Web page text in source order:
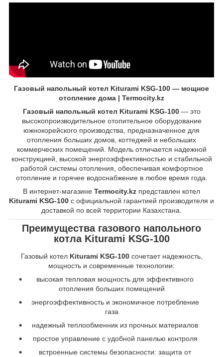
Газовый напольный котел Kiturami KSG-100 — мощное
отопление дома | Termocity.kz
Газовый напольный котел Kiturami KSG-100— это
высокопроизводительное отопительное оборудование
южнокорейского производства, предназначенное для
отопления больших домов, коттеджей и небольших
коммерческих помещений. Модель отличается надежной
конструкцией, высокой энергоэффективностью и стабильной
работой системы отопления, обеспечивая комфортное
отопление и горячее водоснабжение в любое время года.
В интернет-магазине Termocity.kz представлен котел
Kiturami KSG-100 с официальной гарантией производителя и
доставкой по всей территории Казахстана.
Преимущества газового напольного
котла Kiturami KSG-100
Газовый котел Kiturami KSG-100сочетает надежность,
мощность и современные технологии:
высокая тепловая мощность для эффективного
отопления больших помещений
энергоэффективность и экономичное потребление
газа
надежный теплообменник из прочных материалов
простое управление с удобной панелью контроля
встроенные системы безопасности: защита от